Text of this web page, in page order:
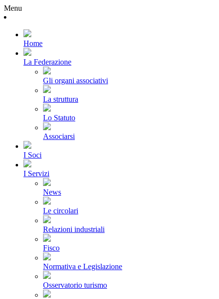
Menu
Home
La Federazione
Gli organi associativi
La struttura
Lo Statuto
Associarsi
I Soci
I Servizi
News
Le circolari
Relazioni industriali
Fisco
Normativa e Legislazione
Osservatorio turismo